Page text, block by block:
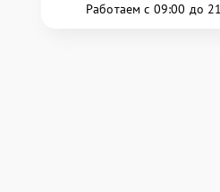
Работаем с 09:00 до